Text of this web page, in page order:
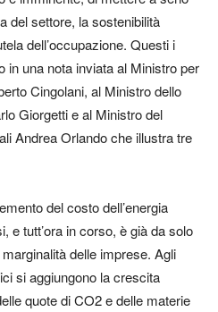
del settore, la sostenibilità
dell’occupazione. Questi i
in una nota inviata al Ministro per
Cingolani, al Ministro dello
Giorgetti e al Ministro del
Andrea Orlando che illustra tre
del costo dell’energia
e tutt’ora in corso, è già da solo
delle imprese. Agli
si aggiungono la crescita
quote di CO2 e delle materie